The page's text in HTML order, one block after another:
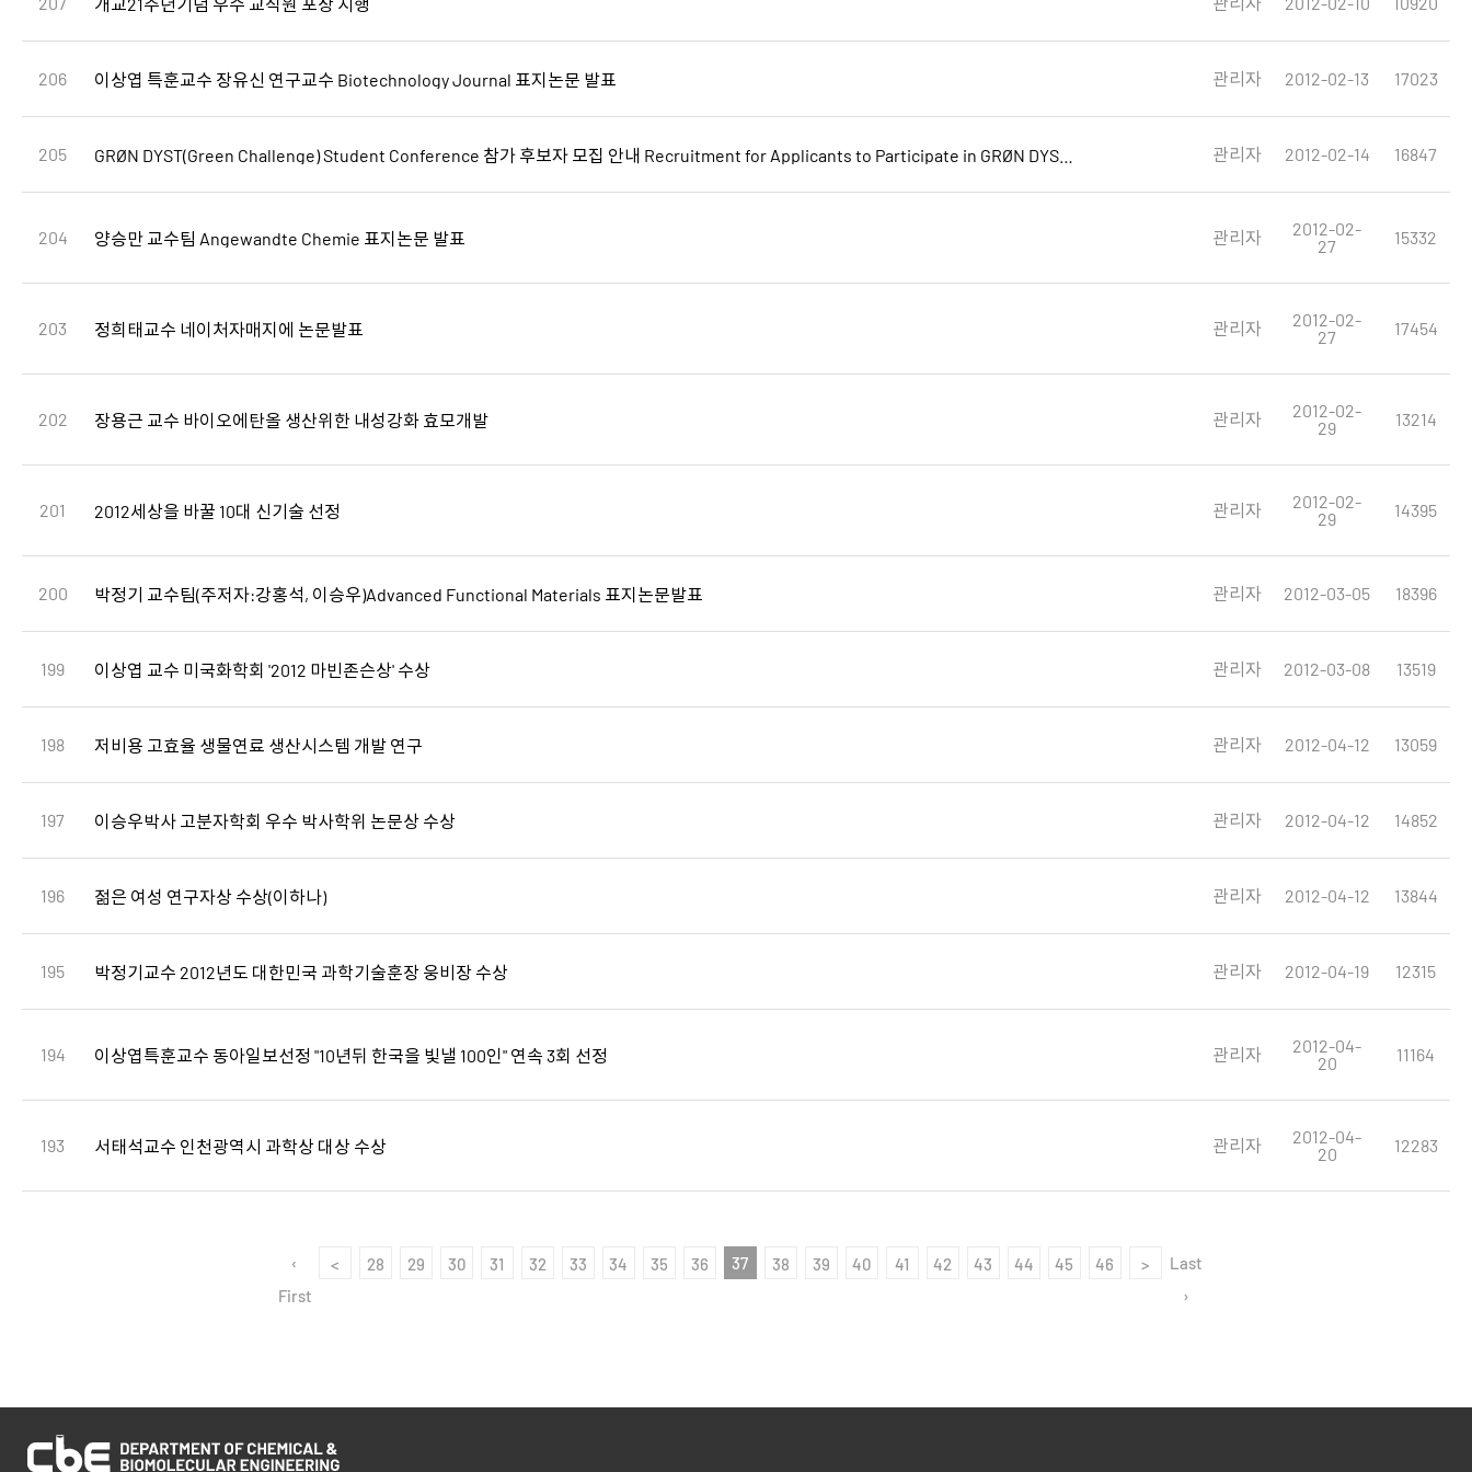
206 이상엽 특훈교수 장유신 연구교수 Biotechnology Journal 표지논문 발표 관리자 2012-02-13 17023
205 관리자 2012-02-14 16847
204 양승만 교수팀 Angewandte Chemie 표지논문 발표 관리자
2012-02-
27
15332
203 정희태교수 네이처자매지에 논문발표 관리자
2012-02-
27
17454
202 장용근 교수 바이오에탄올 생산위한 내성강화 효모개발 관리자
2012-02-
29
13214
201 2012세상을 바꿀 10대 신기술 선정 관리자
2012-02-
29
14395
200 박정기 교수팀(주저자:강홍석, 이승우)Advanced Functional Materials 표지논문발표 관리자 2012-03-05 18396
199 이상엽 교수 미국화학회 '2012 마빈존슨상' 수상 관리자 2012-03-08 13519
198 저비용 고효율 생물연료 생산시스템 개발 연구 관리자 2012-04-12 13059
197 이승우박사 고분자학회 우수 박사학위 논문상 수상 관리자 2012-04-12 14852
196 젊은 여성 연구자상 수상(이하나) 관리자 2012-04-12 13844
195 박정기교수 2012년도 대한민국 과학기술훈장 웅비장 수상 관리자 2012-04-19 12315
194 이상엽특훈교수 동아일보선정 "10년뒤 한국을 빛낼 100인" 연속 3회 선정 관리자
2012-04-
20
11164
193 서태석교수 인천광역시 과학상 대상 수상 관리자
2012-04-
20
12283
‹
First
< 28 29 30 31 32 33 34 35 36 37 38 39 40 41 42 43 44 45 46 >
Last
›